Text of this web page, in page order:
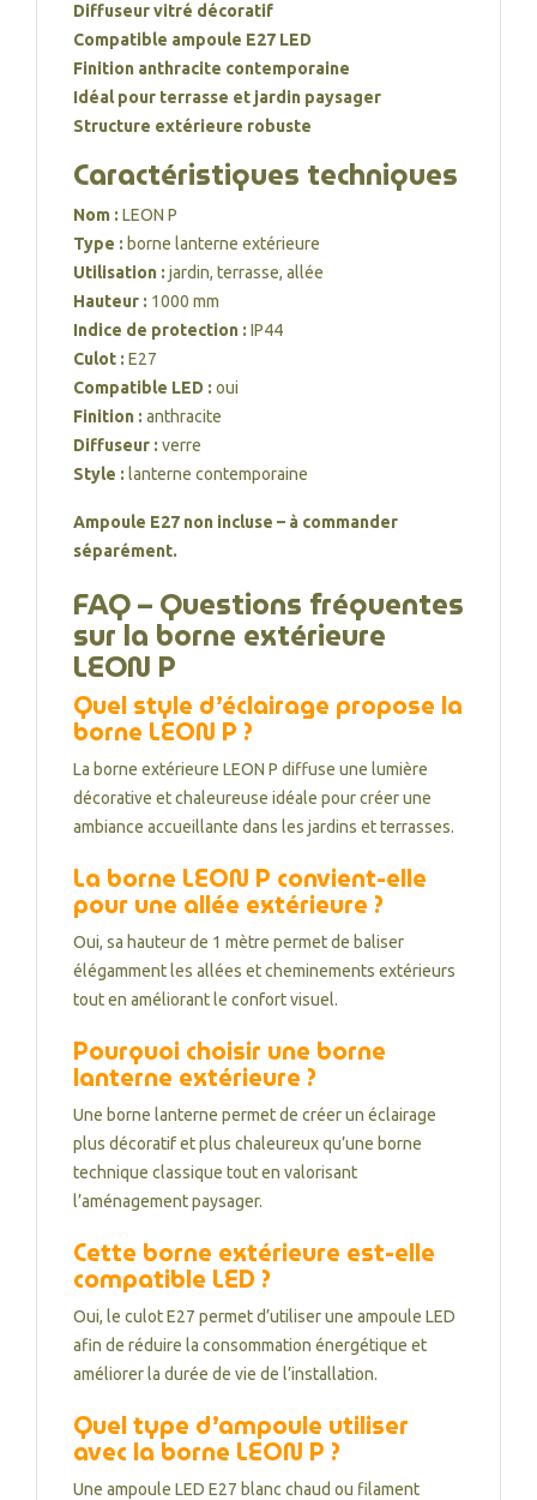
Diffuseur vitré décoratif
Compatible ampoule E27 LED
Finition anthracite contemporaine
Idéal pour terrasse et jardin paysager
Structure extérieure robuste
Caractéristiques techniques
Nom : LEON P
Type : borne lanterne extérieure
Utilisation : jardin, terrasse, allée
Hauteur : 1000 mm
Indice de protection : IP44
Culot : E27
Compatible LED : oui
Finition : anthracite
Diffuseur : verre
Style : lanterne contemporaine
Ampoule E27 non incluse – à commander
séparément.
FAQ – Questions fréquentes
sur la borne extérieure
LEON P
Quel style d’éclairage propose la
borne LEON P ?
La borne extérieure LEON P diffuse une lumière
décorative et chaleureuse idéale pour créer une
ambiance accueillante dans les jardins et terrasses.
La borne LEON P convient-elle
pour une allée extérieure ?
Oui, sa hauteur de 1 mètre permet de baliser
élégamment les allées et cheminements extérieurs
tout en améliorant le confort visuel.
Pourquoi choisir une borne
lanterne extérieure ?
Une borne lanterne permet de créer un éclairage
plus décoratif et plus chaleureux qu’une borne
technique classique tout en valorisant
l’aménagement paysager.
Cette borne extérieure est-elle
compatible LED ?
Oui, le culot E27 permet d’utiliser une ampoule LED
afin de réduire la consommation énergétique et
améliorer la durée de vie de l’installation.
Quel type d’ampoule utiliser
avec la borne LEON P ?
Une ampoule LED E27 blanc chaud ou filament